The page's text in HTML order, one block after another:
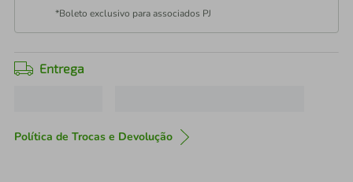
*Boleto exclusivo para associados PJ
Entrega
Política de Trocas e Devolução